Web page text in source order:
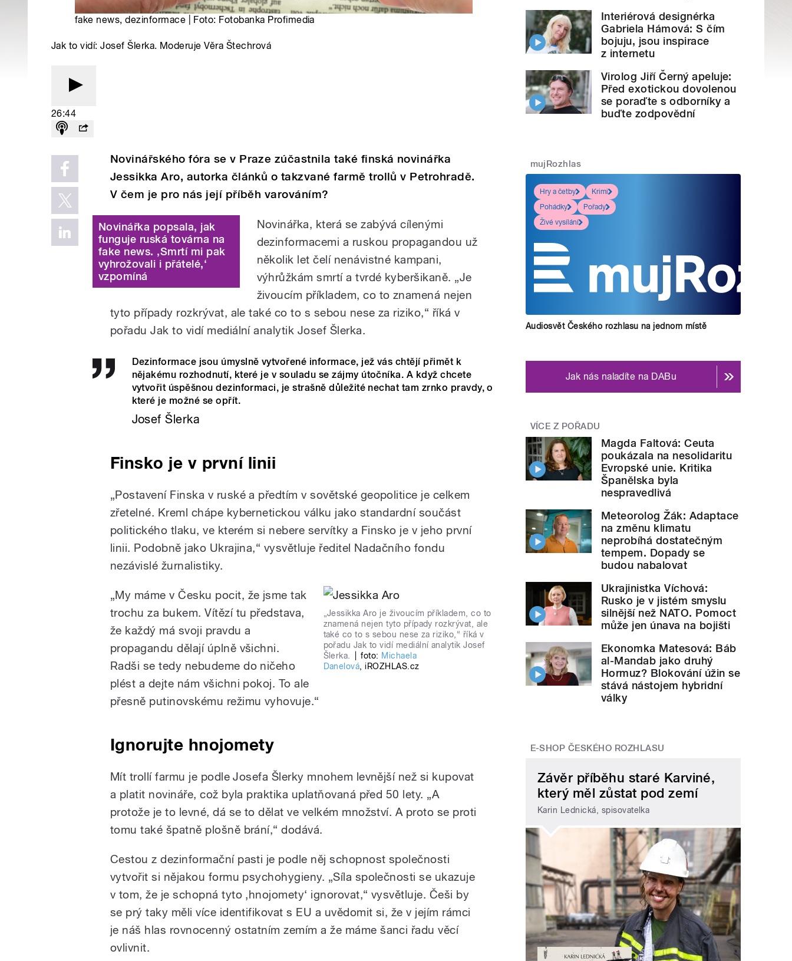
fake news, dezinformace | Foto: Fotobanka Profimedia
Jak to vidí: Josef Šlerka. Moderuje Věra Štechrová
26:44
Novinářského fóra se v Praze zúčastnila také finská novinářka
Jessikka Aro, autorka článků o takzvané farmě trollů v Petrohradě.
V čem je pro nás její příběh varováním?
Novinářka popsala, jak
funguje ruská továrna na
fake news. ‚Smrtí mi pak
vyhrožovali i přátelé,‘
vzpomíná
Novinářka, která se zabývá cílenými
dezinformacemi a ruskou propagandou už
několik let čelí nenávistné kampani,
výhrůžkám smrtí a tvrdé kyberšikaně. „Je
živoucím příkladem, co to znamená nejen
tyto případy rozkrývat, ale také co to s sebou nese za riziko,“ říká v
pořadu Jak to vidí mediální analytik Josef Šlerka.
Dezinformace jsou úmyslně vytvořené informace, jež vás chtějí přimět k
nějakému rozhodnutí, které je v souladu se zájmy útočníka. A když chcete
vytvořit úspěšnou dezinformaci, je strašně důležité nechat tam zrnko pravdy, o
které je možné se opřít.
Josef Šlerka
Finsko je v první linii
„Postavení Finska v ruské a předtím v sovětské geopolitice je celkem
zřetelné. Kreml chápe kybernetickou válku jako standardní součást
politického tlaku, ve kterém si nebere servítky a Finsko je v jeho první
linii. Podobně jako Ukrajina,“ vysvětluje ředitel Nadačního fondu
nezávislé žurnalistiky.
„Jessikka Aro je živoucím příkladem, co to
znamená nejen tyto případy rozkrývat, ale
také co to s sebou nese za riziko,“ říká v
pořadu Jak to vidí mediální analytik Josef
Šlerka.
foto: Michaela
Danelová,iROZHLAS.cz
„My máme v Česku pocit, že jsme tak
trochu za bukem. Vítězí tu představa,
že každý má svoji pravdu a
propagandu dělají úplně všichni.
Radši se tedy nebudeme do ničeho
plést a dejte nám všichni pokoj. To ale
přesně putinovskému režimu vyhovuje.“
Ignorujte hnojomety
Mít trollí farmu je podle Josefa Šlerky mnohem levnější než si kupovat
a platit novináře, což byla praktika uplatňovaná před 50 lety. „A
protože je to levné, dá se to dělat ve velkém množství. A proto se proti
tomu také špatně plošně brání,“ dodává.
Cestou z dezinformační pasti je podle něj schopnost společnosti
vytvořit si nějakou formu psychohygieny. „Síla společnosti se ukazuje
v tom, že je schopná tyto ‚hnojomety‘ ignorovat,“ vysvětluje. Češi by
se prý taky měli více identifikovat s EU a uvědomit si, že v jejím rámci
je náš hlas rovnocenný ostatním zemím a že máme šanci řadu věcí
ovlivnit.
Interiérová designérka
Gabriela Hámová: S čím
bojuju, jsou inspirace
z internetu
Virolog Jiří Černý apeluje:
Před exotickou dovolenou
se poraďte s odborníky a
buďte zodpovědní
mujRozhlas
Hry a četby
Krimi
Pohádky
Pořady
Živé vysílání
Audiosvět Českého rozhlasu na jednom místě
Jak nás naladíte na DABu
VÍCE Z POŘADU
Magda Faltová: Ceuta
poukázala na nesolidaritu
Evropské unie. Kritika
Španělska byla
nespravedlivá
Meteorolog Žák: Adaptace
na změnu klimatu
neprobíhá dostatečným
tempem. Dopady se
budou nabalovat
Ukrajinistka Víchová:
Rusko je v jistém smyslu
silnější než NATO. Pomoct
může jen únava na bojišti
Ekonomka Matesová: Báb
al-Mandab jako druhý
Hormuz? Blokování úžin se
stává nástojem hybridní
války
E-SHOP ČESKÉHO ROZHLASU
Závěr příběhu staré Karviné,
který měl zůstat pod zemí
Karin Lednická, spisovatelka